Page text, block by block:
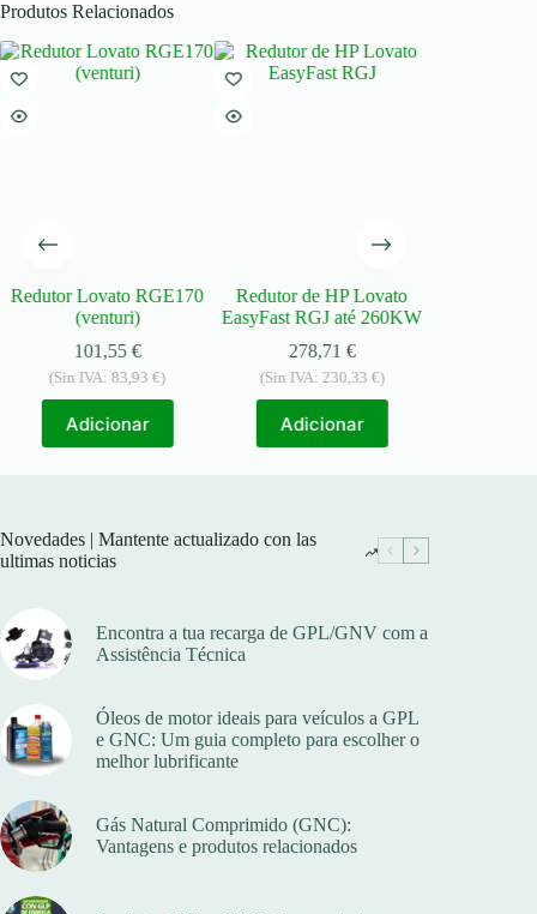
Produtos Relacionados
Redutor Lovato RGE170
(venturi)
101,55 €
(Sin IVA:83,93€)
Adicionar
Redutor de HP Lovato
EasyFast RGJ até 260KW
278,71 €
(Sin IVA: 230,33 €)
Adicionar
Novedades | Mantente actualizado con las
ultimas noticias
Encontra a tua recarga de GPL/GNV com a
Assistência Técnica
Óleos de motor ideais para veículos a GPL
e GNC: Um guia completo para escolher o
melhor lubrificante
Gás Natural Comprimido (GNC):
Vantagens e produtos relacionados